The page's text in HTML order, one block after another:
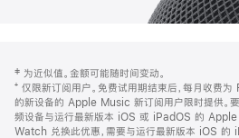
页
页
脚
注
‡ 为近似值。金额可能随时间变动。
⁺ 仅限新订阅用户。免费试用期结束后，每月收费
的新设备的 Apple Music 新订阅用户限时提供。
频设备与运行最新版本 iOS 或 iPadOS 的 Apple
Watch 兑换此优惠，需要与运行最新版本 iOS 的